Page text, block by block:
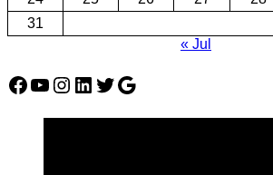
31
« Jul
Facebook
YouTube
Instagram
LinkedIn
Twitter
Google